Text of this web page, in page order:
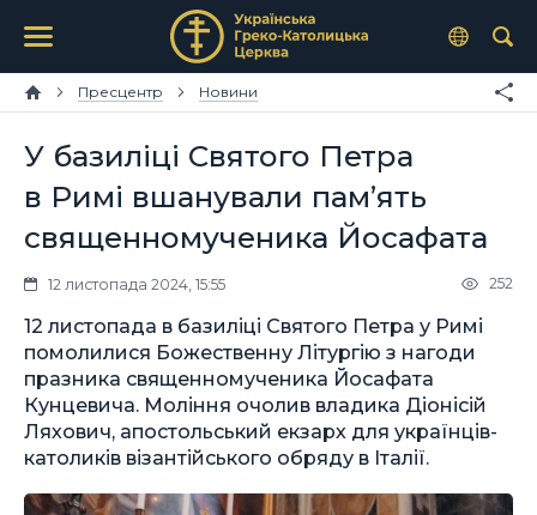
Пресцентр Новини
У базиліці Святого Петра
в Римі вшанували пам’ять
священномученика Йосафата
12 листопада 2024, 15:55 252
12 листопада в базиліці Святого Петра у Римі
помолилися Божественну Літургію з нагоди
празника священномученика Йосафата
Кунцевича. Моління очолив владика Діонісій
Ляхович, апостольський екзарх для українців-
католиків візантійського обряду в Італії.